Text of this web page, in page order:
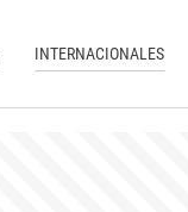
INTERNACIONALES